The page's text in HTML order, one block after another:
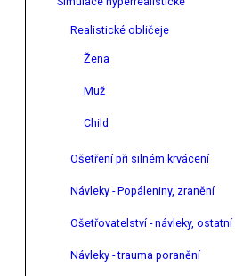
Realistické obličeje
Žena
Muž
Child
Ošetření při silném krvácení
Návleky - Popáleniny, zranění
Ošetřovatelství - návleky, ostatní
Návleky - trauma poranění